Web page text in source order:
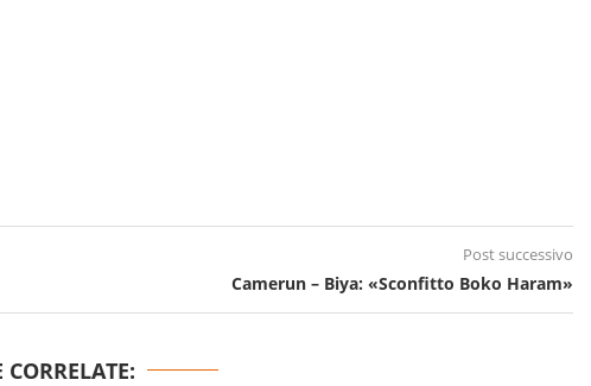
Post successivo
Camerun – Biya: «Sconfitto Boko Haram»
CORRELATE: